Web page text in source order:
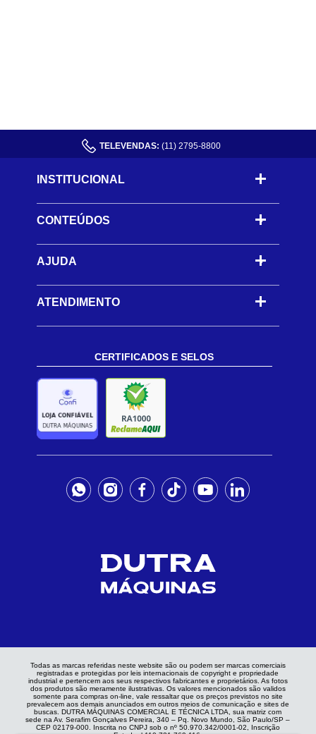
TELEVENDAS: (11) 2795-8800
INSTITUCIONAL
CONTEÚDOS -
AJUDA -
ATENDIMENTO
CERTIFICADOS E SELOS
Todas as marcas referidas neste website são ou podem ser marcas comerciais
registradas e protegidas por leis internacionais de copyright e propriedade
industrial e pertencem aos seus respectivos fabricantes e proprietários. As fotos
dos produtos são meramente ilustrativas. Os valores mencionados são validos
somente para compras on-line, vale ressaltar que os preços previstos no site
prevalecem aos demais anunciados em outros meios de comunicação e sites de
buscas. DUTRA MÁQUINAS COMERCIAL E TÉCNICA LTDA, sua matriz com
sede na Av. Serafim Gonçalves Pereira, 340 – Pq. Novo Mundo, São Paulo/SP –
CEP 02179-000. Inscrita no CNPJ sob o nº 50.970.342/0001-02, Inscrição